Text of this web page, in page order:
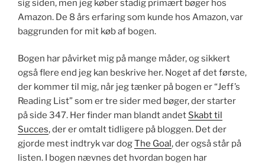
sig siden, men jeg køber stadig primært bøger hos
Amazon. De 8 års erfaring som kunde hos Amazon, var
baggrunden for mit køb af bogen.
Bogen har påvirket mig på mange måder, og sikkert
også flere end jeg kan beskrive her. Noget af det første,
der kommer til mig, når jeg tænker på bogen er “Jeff’s
Reading List” som er tre sider med bøger, der starter
på side 347. Her finder man blandt andet Skabt til
Succes, der er omtalt tidligere på bloggen. Det der
gjorde mest indtryk var dogThe Goal, der også står på
listen. I bogen nævnes det hvordan bogen har